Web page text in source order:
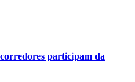
participam da